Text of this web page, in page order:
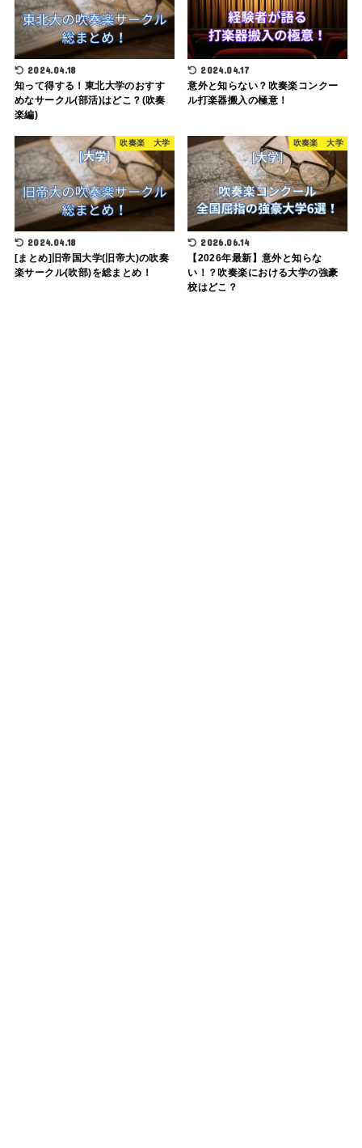
2024.04.18
知って得する！東北大学のおすす
めなサークル(部活)はどこ？(吹奏
楽編)
2024.04.17
意外と知らない？吹奏楽コンクー
ル打楽器搬入の極意！
吹奏楽 大学
2024.04.18
[まとめ]旧帝国大学(旧帝大)の吹奏
楽サークル(吹部)を総まとめ！
吹奏楽 大学
2026.06.14
【2026年最新】意外と知らな
い！？吹奏楽における大学の強豪
校はどこ？